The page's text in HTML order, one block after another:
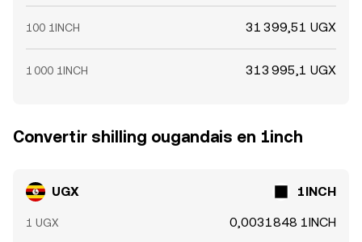
100 1INCH 31 399,51 UGX
1 000 1INCH 313 995,1 UGX
Convertir shilling ougandais en 1inch
UGX 1INCH
1 UGX 0,0031848 1INCH